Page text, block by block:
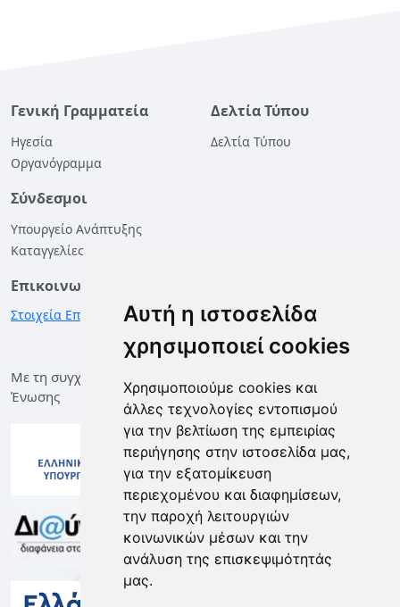
Αυτή η ιστοσελίδα
χρησιμοποιεί cookies
Χρησιμοποιούμε cookies και
άλλες τεχνολογίες εντοπισμού
για την βελτίωση της εμπειρίας
περιήγησης στην ιστοσελίδα μας,
για την εξατομίκευση
περιεχομένου και διαφημίσεων,
την παροχή λειτουργιών
κοινωνικών μέσων και την
ανάλυση της επισκεψιμότητάς
μας.
Γενική Γραμματεία
Ηγεσία
Οργανόγραμμα
Δελτία Τύπου
Δελτία Τύπου
Σύνδεσμοι
Υπουργείο Ανάπτυξης
Καταγγελίες
Επικοινωνία
Στοιχεία Επικοινωνίας
Με τη συγχρηματοδότηση της Ελλάδας και της Ευρωπαϊκής
Ένωσης